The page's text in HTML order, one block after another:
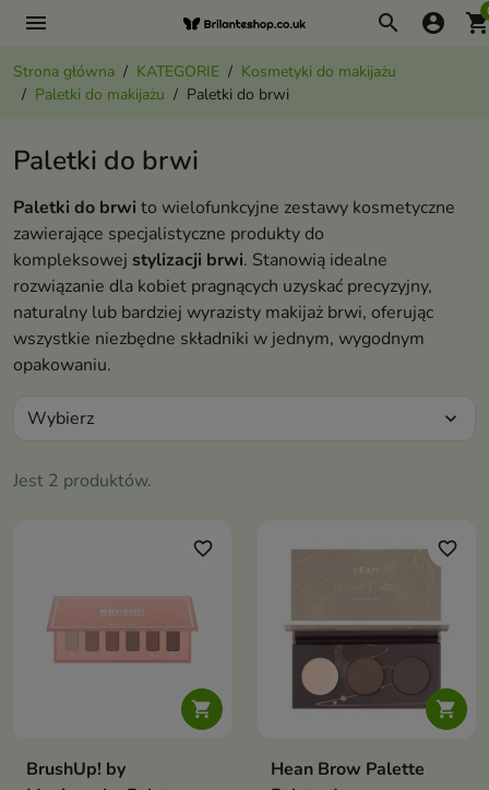
menu search account_circle
Strona główna KATEGORIE
Kosmetyki do makijażu
Paletki do makijażu
Paletki do brwi
Paletki do brwi
Paletki do brwi to wielofunkcyjne zestawy kosmetyczne
zawierające specjalistyczne produkty do
kompleksowej stylizacji brwi. Stanowią idealne
rozwiązanie dla kobiet pragnących uzyskać precyzyjny,
naturalny lub bardziej wyrazisty makijaż brwi, oferując
wszystkie niezbędne składniki w jednym, wygodnym
opakowaniu.
Jest 2 produktów.
Wybierz expand_more

favorite_border
BrushUp! by

favorite_border
Hean Brow Palette